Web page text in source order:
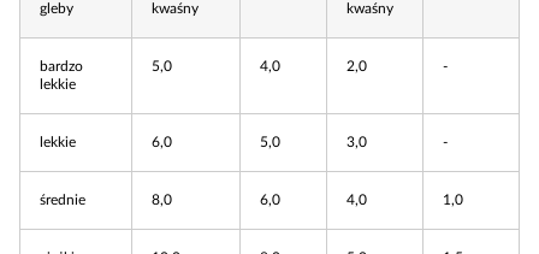
gleby
kwaśny
kwaśny
bardzo
lekkie
5,0 4,0 2,0 -
lekkie 6,0 5,0 3,0 -
średnie 8,0 6,0 4,0 1,0